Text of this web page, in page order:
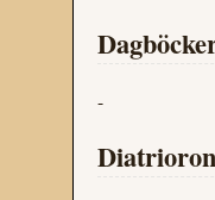
-
Diatrioron